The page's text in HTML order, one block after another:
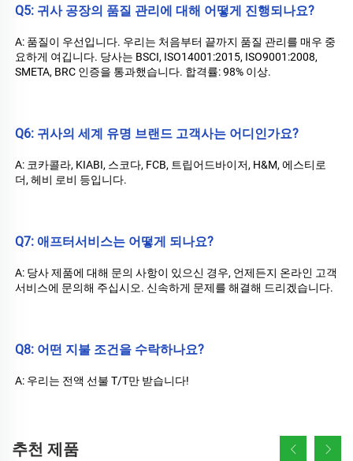
Q5: 귀사 공장의 품질 관리에 대해 어떻게 진행되나요?
A: 품질이 우선입니다. 우리는 처음부터 끝까지 품질 관리를 매우 중
요하게 여깁니다. 당사는 BSCI, ISO14001:2015, ISO9001:2008,
SMETA, BRC 인증을 통과했습니다. 합격률: 98% 이상.
Q6: 귀사의 세계 유명 브랜드 고객사는 어디인가요?
A: 코카콜라, KIABI, 스코다, FCB, 트립어드바이저, H&M, 에스티로
더, 헤비 로비 등입니다.
Q7: 애프터서비스는 어떻게 되나요?
A: 당사 제품에 대해 문의 사항이 있으신 경우, 언제든지 온라인 고객
서비스에 문의해 주십시오. 신속하게 문제를 해결해 드리겠습니다.
Q8: 어떤 지불 조건을 수락하나요?
A: 우리는 전액 선불 T/T만 받습니다!
추천 제품